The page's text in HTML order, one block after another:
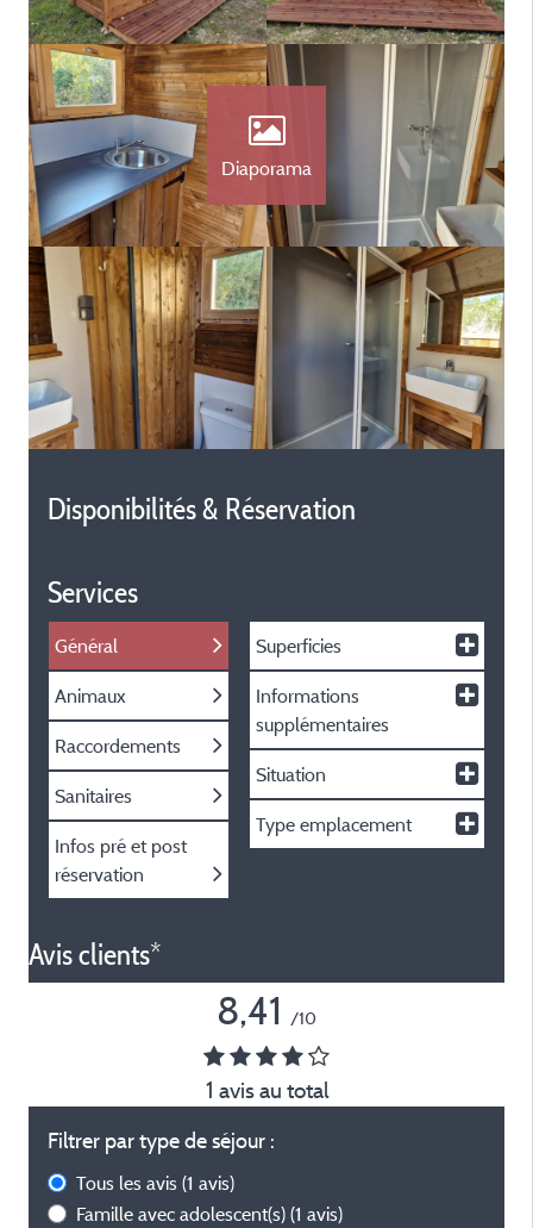
Diaporama
Disponibilités & Réservation
Services
Général
Animaux
Raccordements
Sanitaires
Infos pré et post
réservation
Superficies
Informations
supplémentaires
Situation
Type emplacement
Avis clients*
8,41 /10
1 avis au total
Filtrer par type de séjour :
Tous les avis (1 avis)
Famille avec adolescent(s) (1 avis)